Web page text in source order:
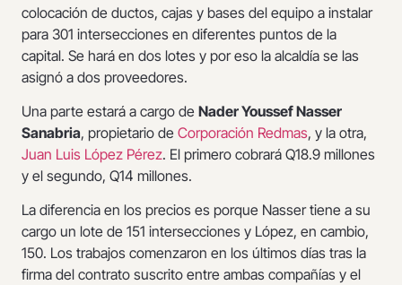
colocación de ductos, cajas y bases del equipo a instalar
para 301 intersecciones en diferentes puntos de la
capital. Se hará en dos lotes y por eso la alcaldía se las
asignó a dos proveedores.
Una parte estará a cargo de Nader Youssef Nasser
Sanabria, propietario de Corporación Redmas, y la otra,
Juan Luis López Pérez. El primero cobrará Q18.9 millones
y el segundo, Q14 millones.
La diferencia en los precios es porque Nasser tiene a su
cargo un lote de 151 intersecciones y López, en cambio,
150. Los trabajos comenzaron en los últimos días tras la
firma del contrato suscrito entre ambas compañías y el